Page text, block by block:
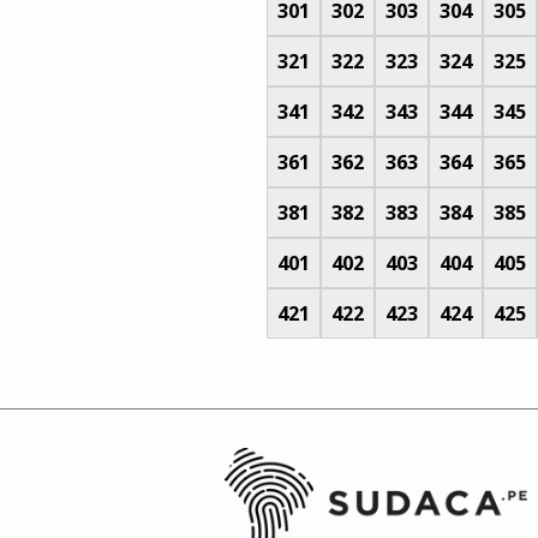
301 302 303 304
305
321
322 323 324
325
341
342 343 344
345
361
362 363 364
365
381
382 383 384
385
401
402 403 404
405
421
422 423 424 425